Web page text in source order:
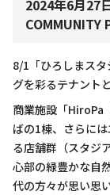
2024年6月27
COMMUNITY
8/1「ひろしまス
グを彩るテナント
商業施設「HiroPa
ばの1棟、さらに
る店舗群（スタジ
心部の緑豊かな自
代の方々が思い思